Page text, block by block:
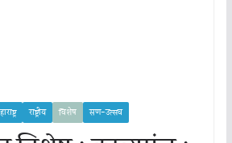
राष्ट्रीय विशेष सण-उत्सव